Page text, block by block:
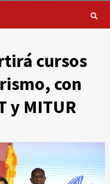
cursos
con
y MITUR